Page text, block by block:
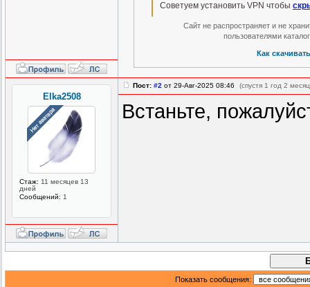
Советуем установить VPN чтобы
Сайт не распространяет и не
пользователями
Как
Elka2508
Стаж: 11 месяцев 13
дней
Сообщений: 1
Пост: #2 от 29-Авг-2025 08:46 (спустя 1 год 2
Встаньте,
Показать сообщения: